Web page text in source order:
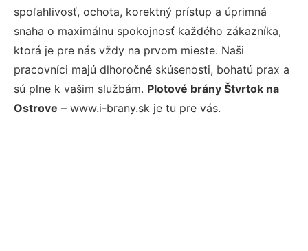
spoľahlivosť, ochota, korektný prístup a úprimná
snaha o maximálnu spokojnosť každého zákazníka,
ktorá je pre nás vždy na prvom mieste. Naši
pracovníci majú dlhoročné skúsenosti, bohatú prax a
sú plne k vašim službám. Plotové brány Štvrtok na
Ostrove – www.i-brany.sk je tu pre vás.